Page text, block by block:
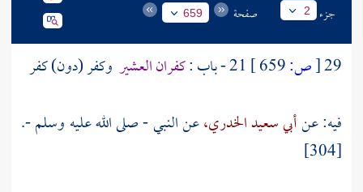
جزء 2 صفحة 659
29
[ص: 21 - باب : كفران العشير وكفر (دون) كفر
فيه: عنأبي سعيد الخدري،عن النبي - صلى الله عليه وسلم -.
[304]